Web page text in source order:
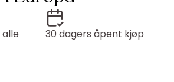
alle
30 dagers åpent kjøp